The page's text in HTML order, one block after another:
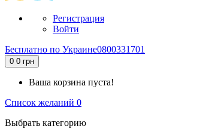
Регистрация
Войти
Бесплатно по Украине0800331701
0 0 грн
Ваша корзина пуста!
Список желаний 0
Выбрать категорию